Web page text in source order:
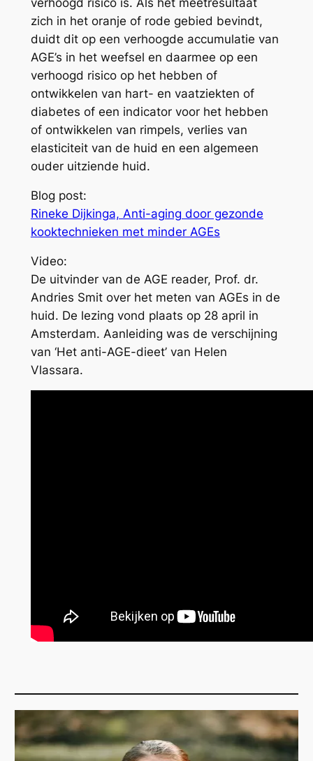
zich in het oranje of rode gebied bevindt,
duidt dit op een verhoogde accumulatie van
AGE’s in het weefsel en daarmee op een
verhoogd risico op het hebben of
ontwikkelen van hart- en vaatziekten of
diabetes of een indicator voor het hebben
of ontwikkelen van rimpels, verlies van
elasticiteit van de huid en een algemeen
ouder uitziende huid.
Blog post:
Rineke Dijkinga, Anti-aging door gezonde
kooktechnieken met minder AGEs
Video:
De uitvinder van de AGE reader, Prof. dr.
Andries Smit over het meten van AGEs in de
huid. De lezing vond plaats op 28 april in
Amsterdam. Aanleiding was de verschijning
van ‘Het anti-AGE-dieet’ van Helen
Vlassara.